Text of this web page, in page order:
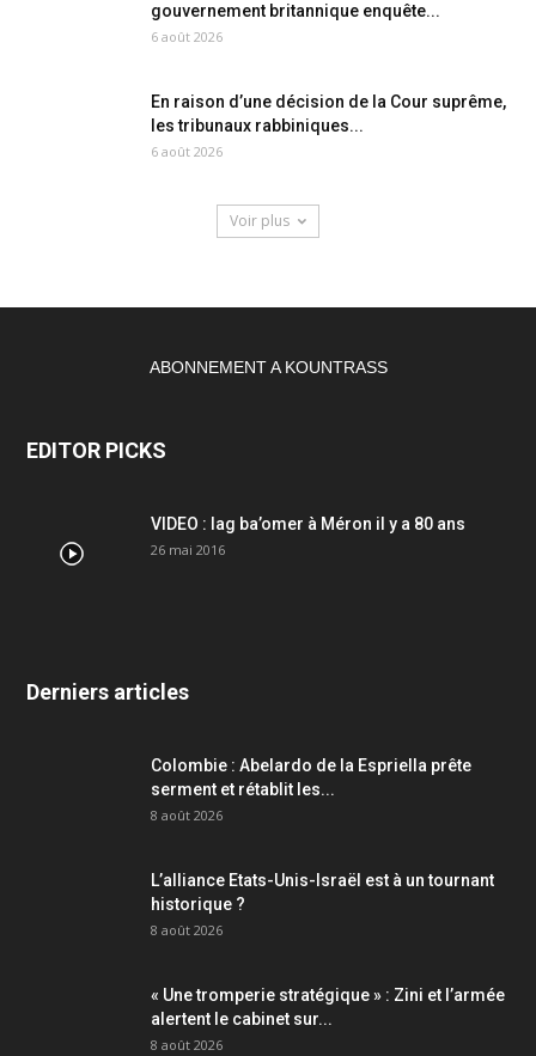
gouvernement britannique enquête...
6 août 2026
En raison d’une décision de la Cour suprême,
les tribunaux rabbiniques...
6 août 2026
Voir plus
ABONNEMENT A KOUNTRASS
EDITOR PICKS
VIDEO : lag ba’omer à Méron il y a 80 ans
26 mai 2016
Derniers articles
Colombie : Abelardo de la Espriella prête
serment et rétablit les...
8 août 2026
L’alliance Etats-Unis-Israël est à un tournant
historique ?
8 août 2026
« Une tromperie stratégique » : Zini et l’armée
alertent le cabinet sur...
8 août 2026